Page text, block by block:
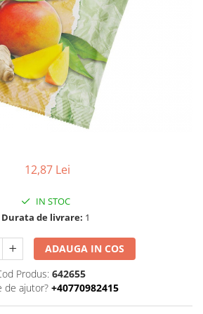
12,87 Lei
IN STOC
Durata de livrare: 1
ADAUGA IN COS
Produs: 642655
de ajutor? +40770982415